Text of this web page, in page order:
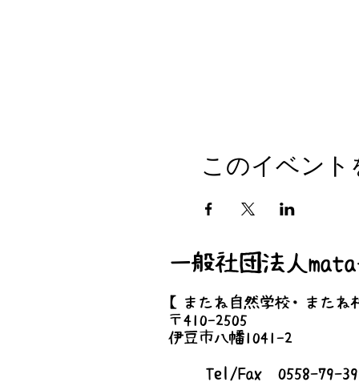
このイベント
一般社団法人
【またね自然学校・またね
〒410-2505
伊豆市八幡1041-2
Tel/Fax 0558-79-